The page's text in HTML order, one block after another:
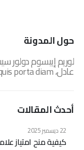
حول المدونة
لوريم إيبسوم دولور
عادل، volutpat quis porta diam.
أحدث المقالات
كيفية منح امتياز
22 ديسمبر 2025